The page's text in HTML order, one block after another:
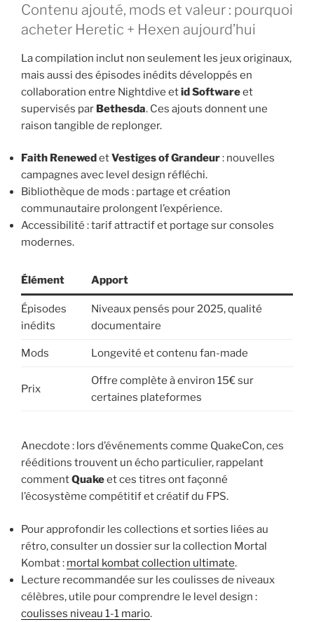
Contenu ajouté, mods et valeur : pourquoi
acheter Heretic + Hexen aujourd’hui
La compilation inclut non seulement les jeux originaux,
mais aussi des épisodes inédits développés en
collaboration entre Nightdive etid Softwareet
supervisés par Bethesda. Ces ajouts donnent une
raison tangible de replonger.
Faith Renewed etVestiges of Grandeur: nouvelles
campagnes avec level design réfléchi.
Bibliothèque de mods : partage et création
communautaire prolongent l’expérience.
Accessibilité : tarif attractif et portage sur consoles
modernes.
Élément Apport
Épisodes
inédits
Niveaux pensés pour 2025, qualité
documentaire
Mods Longevité et contenu fan-made
Prix
Offre complète à environ 15€ sur
certaines plateformes
Anecdote : lors d’événements comme QuakeCon, ces
rééditions trouvent un écho particulier, rappelant
commentQuakeet ces titres ont façonné
l’écosystème compétitif et créatif du FPS.
Pour approfondir les collections et sorties liées au
rétro, consulter un dossier sur la collection Mortal
Kombat : mortal kombat collection ultimate.
Lecture recommandée sur les coulisses de niveaux
célèbres, utile pour comprendre le level design :
coulisses niveau 1-1 mario.